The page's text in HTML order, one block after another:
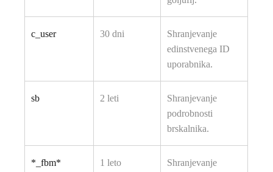
c_user 30 dni
Shranjevanje
edinstvenega ID
uporabnika.
sb 2 leti
Shranjevanje
podrobnosti
brskalnika.
*_fbm* 1 leto
Shranjevanje